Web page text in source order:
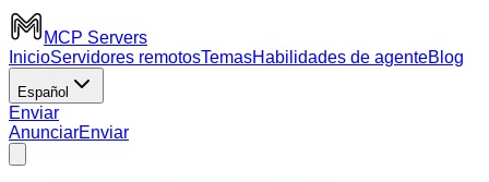
MCP Servers
InicioServidores remotosTemasHabilidades de agenteBlog
Español
Enviar
AnunciarEnviar